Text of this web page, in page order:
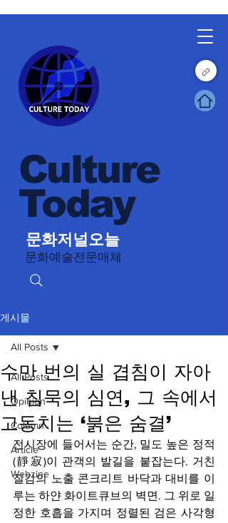
Culture
Today
문화저널오늘
문화예술전문매체
게시물
All Posts
Opinion
Column
Article
Webzine
All Posts
수만 번의 실 겹침이 자아
낸 침묵의 심연, 그 속에서
고동치는 ‘붉은 숨결’
전시장에 들어서는 순간, 밀도 높은 정적
(靜寂)이 관객의 발길을 붙잡는다. 거친
질감의 노출 콘크리트 바닥과 대비를 이
루는 하얀 화이트큐브의 벽면. 그 위로 일
정한 호흡을 가지며 정렬된 검은 사각형